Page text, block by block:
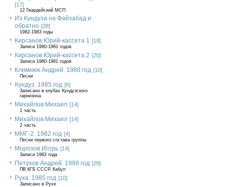
[17]
12 Гвардейский МСП
Из Кундуза на Файзабад и
обратно [28]
1982-1983 годы
Кирсанов Юрий-кассета 1 [18]
Записи 1980-1981 годов
Кирсанов Юрий-кассета 2 [20]
Записи 1980-1981 годов
Климнюк Андрей. 1988 год [10]
Песни
Кундуз. 1985 год [6]
Записано в клубах Кундузского
гарнизона
Михайлов Михаил [14]
1 часть
Михайлов Михаил [14]
2 часть
ММГ-2. 1982 год [4]
Песни первого состава группы
Морозов Игорь [14]
Записи 1982 года
Петухов Андрей. 1988 год [28]
ПВ КГБ СССР. Кабул
Руха. 1985 год [10]
Записано в Рухе